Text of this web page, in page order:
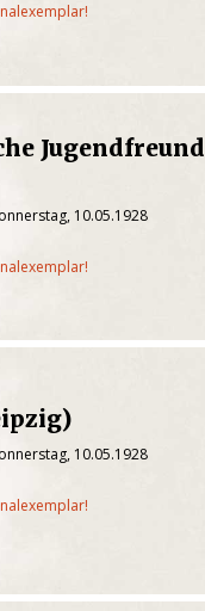
Jugendfreund
10.05.1928
10.05.1928